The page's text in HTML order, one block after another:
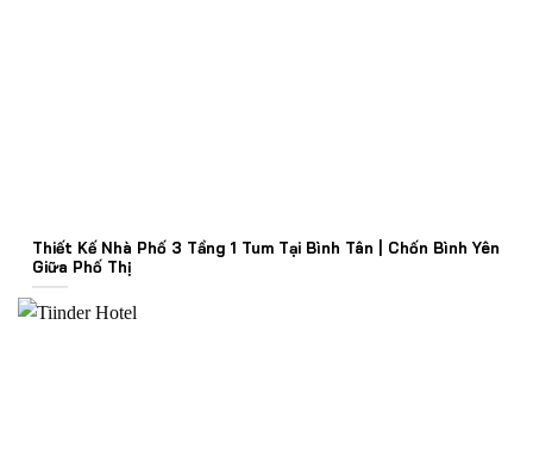
Thiết Kế Nhà Phố 3 Tầng 1 Tum Tại Bình Tân | Chốn Bình Yên
Giữa Phố Thị